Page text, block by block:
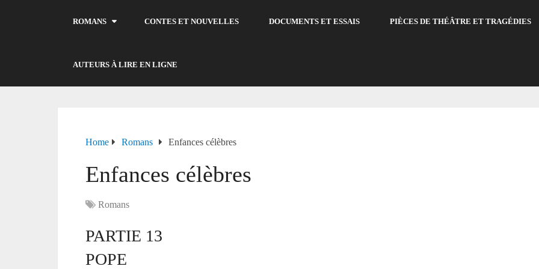
ROMANS CONTES ET NOUVELLES DOCUMENTS ET ESSAIS PIÈCES DE THÉÂTRE ET TRAGÉDIES
AUTEURS À LIRE EN LIGNE
Home Romans Enfances célèbres
Enfances célèbres
Romans
PARTIE 13
POPE